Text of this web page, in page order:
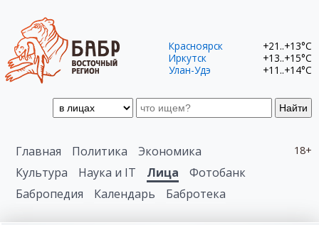
Найти
Красноярск
+21..+13°C
Иркутск
+13..+15°C
Улан-Удэ
+11..+14°C
18+
Главная Политика
Экономика
Культура
Наука и IT Лица
Фотобанк
Бабропедия
Календарь Бабротека